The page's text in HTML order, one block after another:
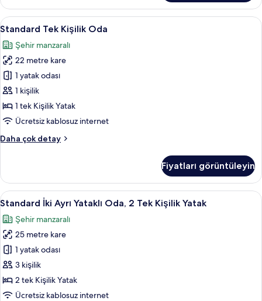
fazla
detay
Standard
Tek
Kişilik
Oda
için
tüm
fotoğrafları
görün
Kaliteli yatak takımı, masa, ücretsiz
5
Standard Tek Kişilik Oda
Şehir manzaralı
22 metre kare
1 yatak odası
1 kişilik
1 tek Kişilik Yatak
Ücretsiz kablosuz internet
Daha çok detay
Standard
hakkında
daha
fazla
Fiyatları görüntüleyin
Standard
İki
Ayrı
Yataklı
Oda,
2
Tek
Kişilik
Kaliteli yatak takımı, masa, ücretsiz
5
Standard İki Ayrı Yataklı Oda, 2 Tek Kişilik Yatak
Şehir manzaralı
25 metre kare
1 yatak odası
3 kişilik
2 tek Kişilik Yatak
Ücretsiz kablosuz internet